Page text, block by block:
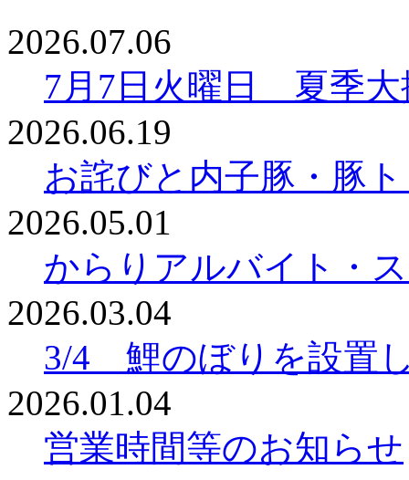
2026.07.06
7月7日火曜日 夏季大
2026.06.19
お詫びと内子豚・豚
2026.05.01
からりアルバイト・
2026.03.04
3/4 鯉のぼりを設置
2026.01.04
営業時間等のお知らせ